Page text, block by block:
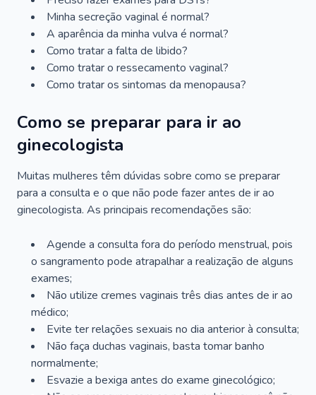
Minha secreção vaginal é normal?
A aparência da minha vulva é normal?
Como tratar a falta de libido?
Como tratar o ressecamento vaginal?
Como tratar os sintomas da menopausa?
Como se preparar para ir ao
ginecologista
Muitas mulheres têm dúvidas sobre como se preparar
para a consulta e o que não pode fazer antes de ir ao
ginecologista. As principais recomendações são:
Agende a consulta fora do período menstrual, pois
o sangramento pode atrapalhar a realização de alguns
exames;
Não utilize cremes vaginais três dias antes de ir ao
médico;
Evite ter relações sexuais no dia anterior à consulta;
Não faça duchas vaginais, basta tomar banho
normalmente;
Esvazie a bexiga antes do exame ginecológico;